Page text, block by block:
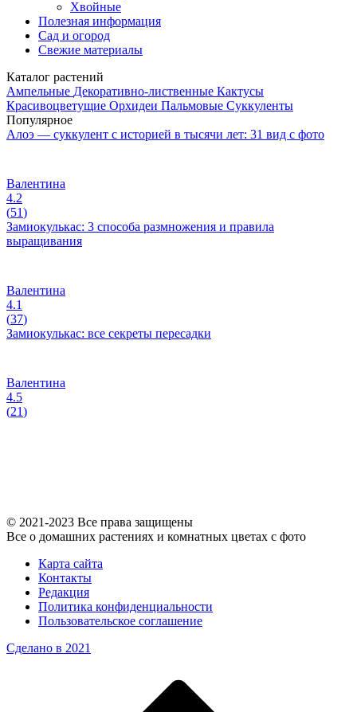
Хвойные
Полезная информация
Сад и огород
Свежие материалы
Каталог растений
Ампельные Декоративно-лиственные Кактусы
Красивоцветущие Орхидеи Пальмовые Суккуленты
Популярное
Алоэ — суккулент с историей в тысячи лет: 31 вид с фото
Валентина
4.2
(51)
Замиокулькас: 3 способа размножения и правила
выращивания
Валентина
4.1
(37)
Замиокулькас: все секреты пересадки
Валентина
4.5
(21)
© 2021-2023 Все права защищены
Все о домашних растениях и комнатных цветах с фото
Карта сайта
Контакты
Редакция
Политика конфиденциальности
Пользовательское соглашение
Сделано в 2021